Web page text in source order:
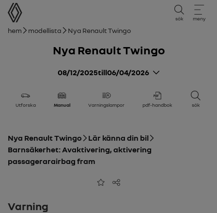
användarmanual
sök meny
Brödsmulor
Hem Modellista Nya Renault Twingo
Nya Renault Twingo
08/12/2025till06/04/2026
Utforska Manual Varningslampor pdf-handbok sök
Nya Renault Twingo
Lär känna din bil
Barnsäkerhet: Avaktivering, aktivering
passagerarairbag fram
Lägg till i favoriter
Dela
Varning